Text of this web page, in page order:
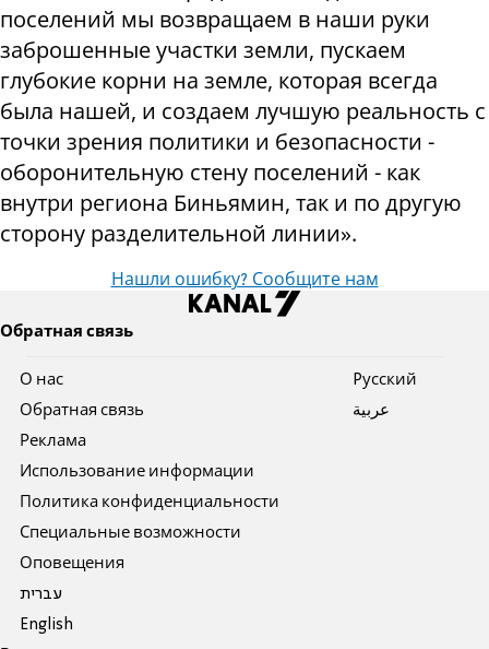
поселений мы возвращаем в наши руки
заброшенные участки земли, пускаем
глубокие корни на земле, которая всегда
была нашей, и создаем лучшую реальность с
точки зрения политики и безопасности -
оборонительную стену поселений - как
внутри региона Биньямин, так и по другую
сторону разделительной линии».
Нашли ошибку? Сообщите нам
Обратная связь
О нас
Обратная связь
Реклама
Использование информации
Политика конфиденциальности
Специальные возможности
Оповещения
עברית
English
Pусский
عربية